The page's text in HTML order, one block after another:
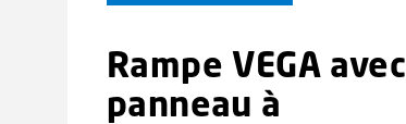
Rampe VEGA avec
panneau à